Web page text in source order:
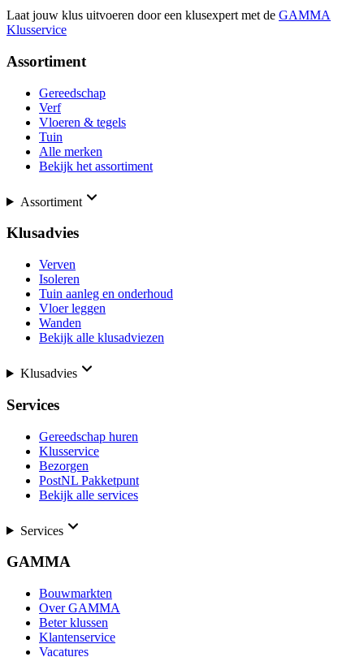
Laat jouw klus uitvoeren door een klusexpert met de GAMMA
Klusservice
Assortiment
Gereedschap
Verf
Vloeren & tegels
Tuin
Alle merken
Bekijk het assortiment
Assortiment
Klusadvies
Verven
Isoleren
Tuin aanleg en onderhoud
Vloer leggen
Wanden
Bekijk alle klusadviezen
Klusadvies
Services
Gereedschap huren
Klusservice
Bezorgen
PostNL Pakketpunt
Bekijk alle services
Services
GAMMA
Bouwmarkten
Over GAMMA
Beter klussen
Klantenservice
Vacatures